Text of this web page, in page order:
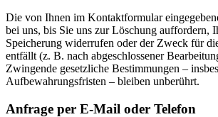
Die von Ihnen im Kontaktformular
bei uns, bis Sie uns zur Löschung auffordern,
Speicherung widerrufen oder der Zweck für
entfällt (z. B. nach abgeschlossener
Zwingende gesetzliche Bestimmungen –
Aufbewahrungsfristen – bleiben unberührt.
Anfrage per E-Mail oder Telefon